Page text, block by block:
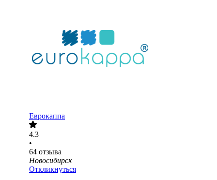
Еврокаппа
4.3
•
64 отзыва
Новосибирск
Откликнуться